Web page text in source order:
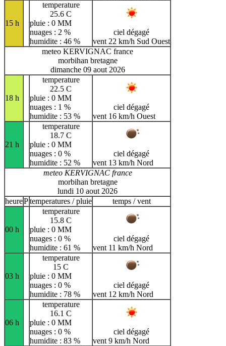
15 h
temperature
25.6 C
pluie : 0 MM
nuages : 2 %
humidite : 46 %
ciel dégagé
vent 22 km/h Sud Ouest
meteo KERVIGNAC france
morbihan bretagne
dimanche 09 aout 2026
18 h
temperature
22.5 C
pluie : 0 MM
nuages : 1 %
humidite : 53 %
ciel dégagé
vent 16 km/h Ouest
21 h
temperature
18.7 C
pluie : 0 MM
nuages : 0 %
humidite : 52 %
ciel dégagé
vent 13 km/h Nord
meteo KERVIGNAC france
morbihan bretagne
lundi 10 aout 2026
heurePtemperatures / pluie temps / vent
00 h
temperature
15.8 C
pluie : 0 MM
nuages : 0 %
humidite : 61 %
ciel dégagé
vent 11 km/h Nord
03 h
temperature
15 C
pluie : 0 MM
nuages : 0 %
humidite : 78 %
ciel dégagé
vent 12 km/h Nord
06 h
temperature
16.1 C
pluie : 0 MM
nuages : 0 %
humidite : 83 %
ciel dégagé
vent 9 km/h Nord